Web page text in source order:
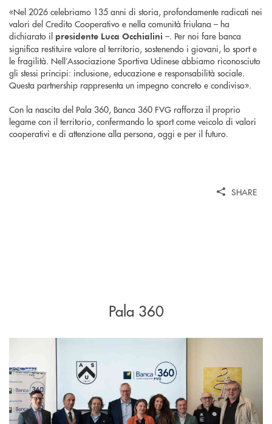
«Nel 2026 celebriamo 135 anni di storia, profondamente radicati nei
valori del Credito Cooperativo e nella comunità friulana – ha
dichiarato il presidente Luca Occhialini –. Per noi fare banca
significa restituire valore al territorio, sostenendo i giovani, lo sport e
le fragilità. Nell’Associazione Sportiva Udinese abbiamo riconosciuto
gli stessi principi: inclusione, educazione e responsabilità sociale.
Questa partnership rappresenta un impegno concreto e condiviso».
Con la nascita del Pala 360, Banca 360 FVG rafforza il proprio
legame con il territorio, confermando lo sport come veicolo di valori
cooperativi e di attenzione alla persona, oggi e per il futuro.
SHARE
Pala 360